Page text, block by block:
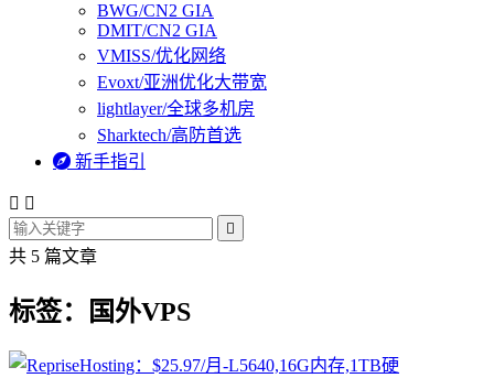
BWG/CN2 GIA
DMIT/CN2 GIA
VMISS/优化网络
Evoxt/亚洲优化大带宽
lightlayer/全球多机房
Sharktech/高防首选
 新手指引
 

共 5 篇文章
标签：国外VPS